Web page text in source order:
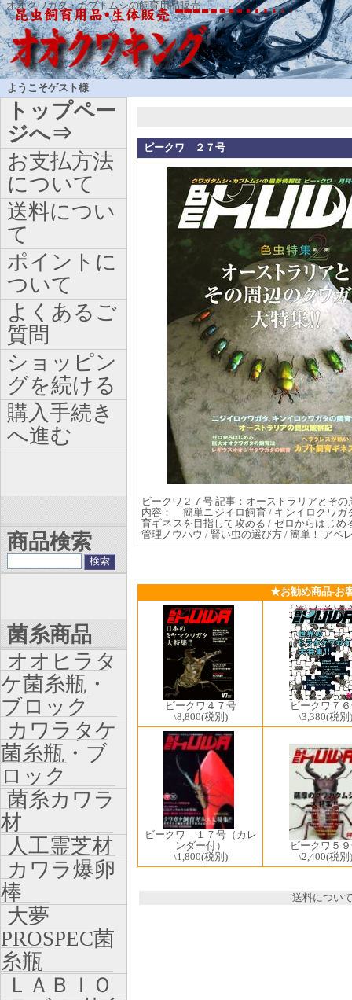
オオクワガタ・カブトムシの飼育用品販売
ようこそゲスト様
ビークワ ２７号
ビークワ２７号 記事：オーストラリアとそ
内容： 簡単ニジイロ飼育 / キンイロクワガ
育ギネスを目指して攻める / ゼロからはじ
管理ノウハウ / 賢い虫の選び方 / 簡単！ アベ
★お勧め商品-お
ビークワ４７号
\8,800(税別)
ビークワ７
\3,380(税別)
ビークワ １７号（カレ
ンダー付）
\1,800(税別)
ビークワ５
\2,400(税別)
送料につい
トップペー
ジへ⇒
お支払方法
について
送料につい
て
ポイントに
ついて
よくあるご
質問
ショッピン
グを続ける
購入手続き
へ進む
商品検索
菌糸商品
オオヒラタ
ケ菌糸瓶・
ブロック
カワラタケ
菌糸瓶・ブ
ロック
菌糸カワラ
材
人工霊芝材
カワラ爆卵
棒
大夢
PROSPEC菌
糸瓶
ＬＡＢＩＯ